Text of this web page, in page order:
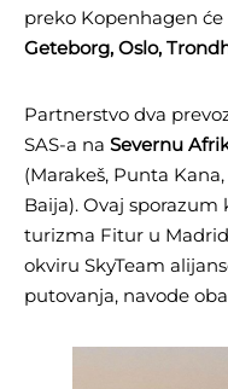
preko Kopenhagen
Geteborg, Oslo,
Partnerstvo dva
SAS-a na Severnu
(Marakeš, Punta
Baija). Ovaj
turizma Fitur u
okviru SkyTeam
putovanja, navode